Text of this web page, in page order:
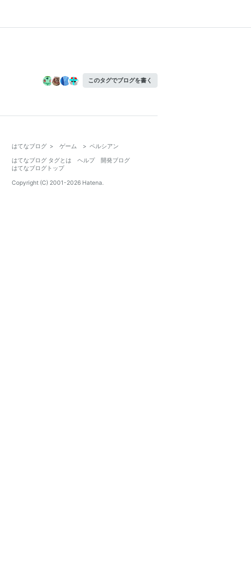
このタグでブログを書く
はてなブログ > ゲーム > ペルシアン
はてなブログ タグとは
ヘルプ
開発ブログ
はてなブログトップ
Copyright (C) 2001-2026 Hatena.